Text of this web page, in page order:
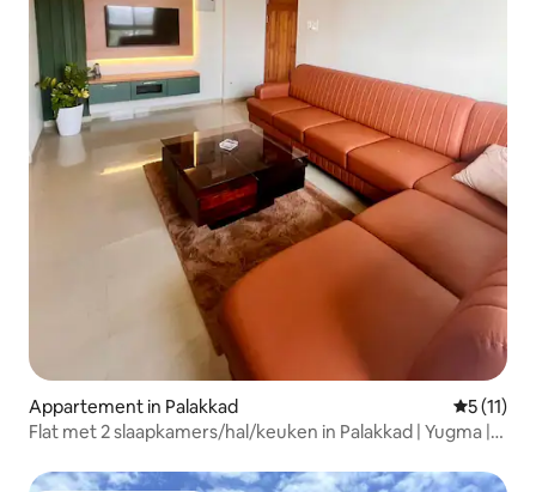
Appartement in Palakkad
5 (11)
Flat met 2 slaapkamers/hal/keuken in Palakkad | Yugma |